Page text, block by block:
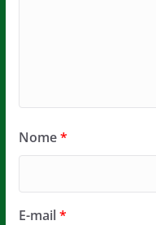
Nome*
E-mail*